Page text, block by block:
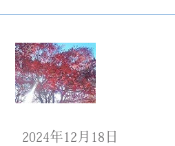
2024年12月18日